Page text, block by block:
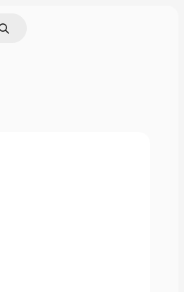
検索
検索